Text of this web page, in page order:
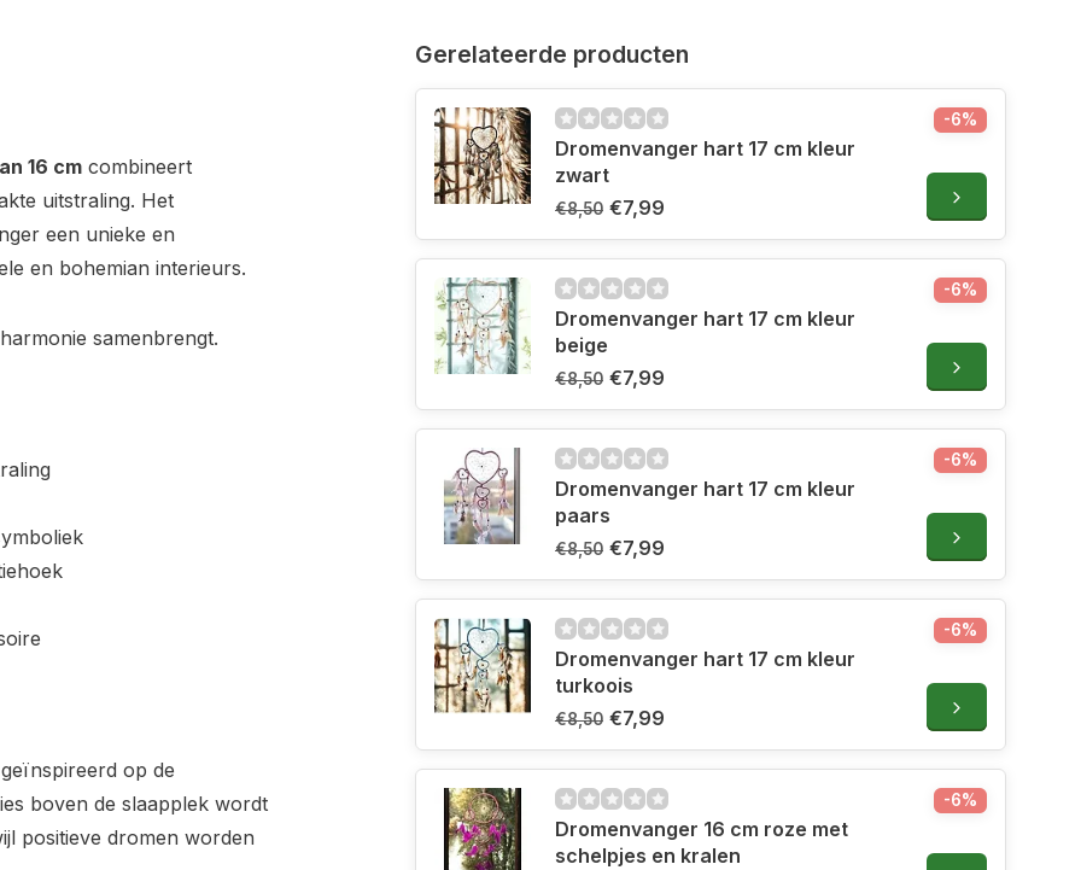
16 cm combineert
uitstraling. Het
een unieke en
en bohemian interieurs.
samenbrengt.
op de
boven de slaapplek wordt
positieve dromen worden
Gerelateerde producten
Dromenvanger hart 17 cm kleur
zwart
€8,50 €7,99
-6%
Dromenvanger hart 17 cm kleur
beige
€8,50 €7,99
-6%
Dromenvanger hart 17 cm kleur
paars
€8,50 €7,99
-6%
Dromenvanger hart 17 cm kleur
turkoois
€8,50 €7,99
-6%
Dromenvanger 16 cm roze met
schelpjes en kralen
-6%